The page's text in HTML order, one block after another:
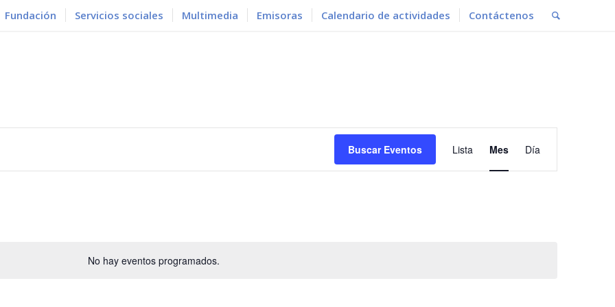
Fundación Servicios sociales Multimedia Emisoras Calendario de actividades Contáctenos
No hay eventos programados.
Buscar Eventos
de
Lista Mes Día